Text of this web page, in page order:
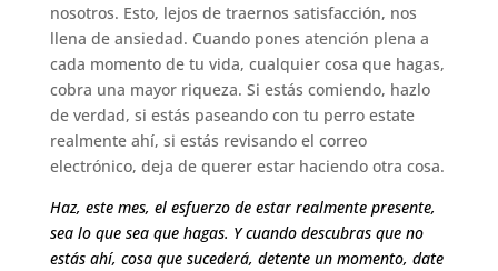
nosotros. Esto, lejos de traernos satisfacción, nos
llena de ansiedad. Cuando pones atención plena a
cada momento de tu vida, cualquier cosa que hagas,
cobra una mayor riqueza. Si estás comiendo, hazlo
de verdad, si estás paseando con tu perro estate
realmente ahí, si estás revisando el correo
electrónico, deja de querer estar haciendo otra cosa.
Haz, este mes, el esfuerzo de estar realmente presente,
sea lo que sea que hagas. Y cuando descubras que no
estás ahí, cosa que sucederá, detente un momento, date